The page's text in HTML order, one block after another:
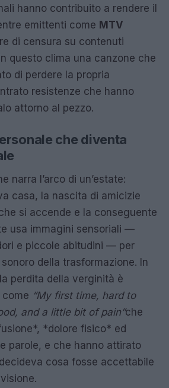
hanno contribuito a rendere il
emittenti come MTV
di censura su contenuti
questo clima una canzone che
di perdere la propria
resistenze che hanno
attorno al pezzo.
che diventa
narra l’arco di un’estate:
casa, la nascita di amicizie
si accende e la conseguente
usa immagini sensoriali —
e piccole abitudini — per
della trasformazione. In
perdita della verginità è
“My first time, hard to
and a little bit of pain”che
*dolore fisico* ed
parole, e che hanno attirato
cosa fosse accettabile